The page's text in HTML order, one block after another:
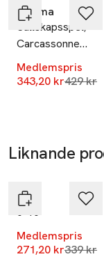
8051 KR Hattem
Netherlands
https://
SKU: 65343617
Enigma
Sällskapsspel,
Carcassonne
Scandi
Medlemspris
343,20 krLägsta
429 kr
Liknande
M.I.G
0-10
Medlemspris
271,20 krLägsta
339 kr